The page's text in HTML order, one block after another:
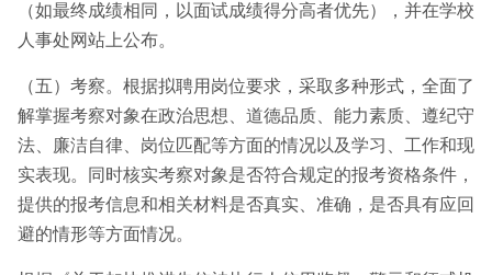
（如最终成绩相同，以面试成绩得分高者优先），并在学校
人事处网站上公布。
（五）考察。根据拟聘用岗位要求，采取多种形式，全面了
解掌握考察对象在政治思想、道德品质、能力素质、遵纪守
法、廉洁自律、岗位匹配等方面的情况以及学习、工作和现
实表现。同时核实考察对象是否符合规定的报考资格条件，
提供的报考信息和相关材料是否真实、准确，是否具有应回
避的情形等方面情况。